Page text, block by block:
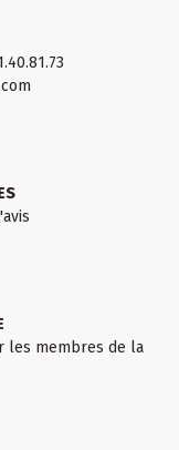
les membres de la